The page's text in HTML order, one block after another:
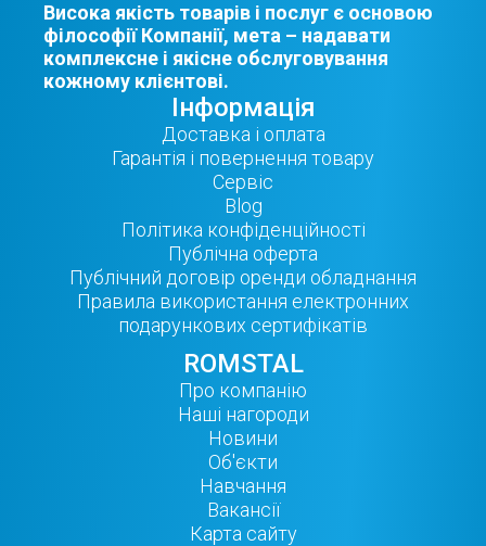
Висока якість товарів і послуг є основою
філософії Компанії, мета – надавати
комплексне і якісне обслуговування
кожному клієнтові.
Інформація
Доставка і оплата
Гарантія і повернення товару
Сервіс
Blog
Політика конфіденційності
Публічна оферта
Публічний договір оренди обладнання
Правила використання електронних
подарункових сертифікатів
ROMSTAL
Про компанію
Наші нагороди
Новини
Об'єкти
Навчання
Вакансії
Карта сайту